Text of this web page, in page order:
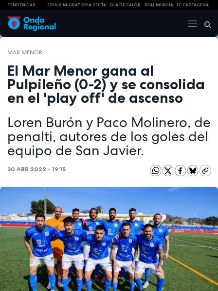
TENDENCIAS CRISIS MIGRATORIA CEUTA OLA DE CALOR REAL MURCIA FC CARTAGENA
MAR MENOR
El Mar Menor gana al
Pulpileño (0-2) y se consolida
en el 'play off' de ascenso
Loren Burón y Paco Molinero, de
penalti, autores de los goles del
equipo de San Javier.
30 ABR 2022 - 19:15